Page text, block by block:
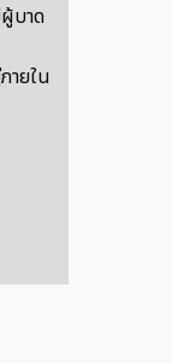
บาด
ายใน